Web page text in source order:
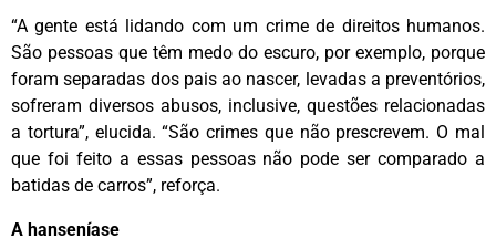
“A gente está lidando com um crime de direitos humanos.
São pessoas que têm medo do escuro, por exemplo, porque
foram separadas dos pais ao nascer, levadas a preventórios,
sofreram diversos abusos, inclusive, questões relacionadas
a tortura”, elucida. “São crimes que não prescrevem. O mal
que foi feito a essas pessoas não pode ser comparado a
batidas de carros”, reforça.
A hanseníase